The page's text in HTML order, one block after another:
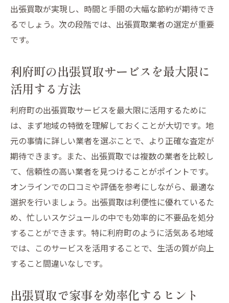
出張買取が実現し、時間と手間の大幅な節約が期待でき
るでしょう。次の段階では、出張買取業者の選定が重要
です。
利府町の出張買取サービスを最大限に
活用する方法
利府町の出張買取サービスを最大限に活用するために
は、まず地域の特徴を理解しておくことが大切です。地
元の事情に詳しい業者を選ぶことで、より正確な査定が
期待できます。また、出張買取では複数の業者を比較し
て、信頼性の高い業者を見つけることがポイントです。
オンラインでの口コミや評価を参考にしながら、最適な
選択を行いましょう。出張買取は利便性に優れているた
め、忙しいスケジュールの中でも効率的に不要品を処分
することができます。特に利府町のように活気ある地域
では、このサービスを活用することで、生活の質が向上
すること間違いなしです。
出張買取で家事を効率化するヒント